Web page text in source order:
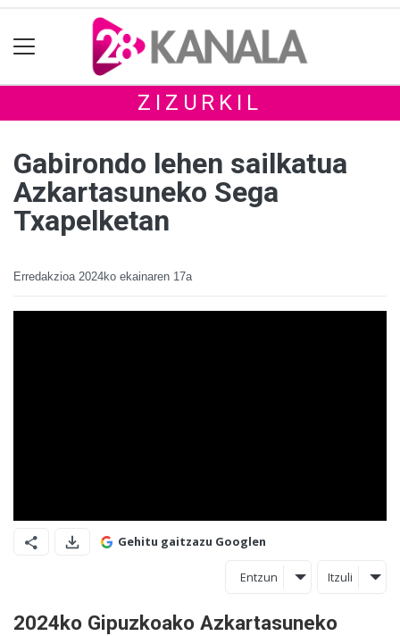
ZIZURKIL
Gabirondo lehen sailkatua
Azkartasuneko Sega
Txapelketan
Erredakzioa 2024ko ekainaren 17a
Gehitu gaitzazu Googlen
Entzun Itzuli
2024ko Gipuzkoako Azkartasuneko